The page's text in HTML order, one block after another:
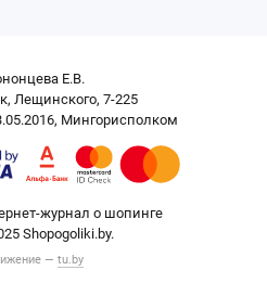
Е.В.
Лещинского, 7-225
Мингорисполком
журнал о шопинге
Shopogoliki.by.
— tu.by